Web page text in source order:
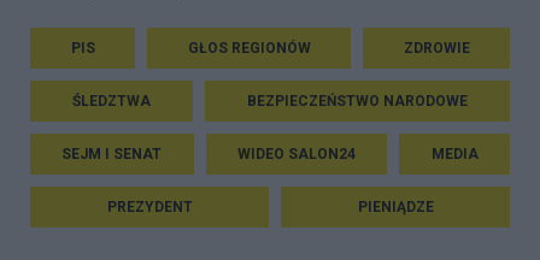
PIS GŁOS REGIONÓW ZDROWIE
ŚLEDZTWA BEZPIECZEŃSTWO NARODOWE
SEJM I SENAT WIDEO SALON24 MEDIA
PREZYDENT PIENIĄDZE